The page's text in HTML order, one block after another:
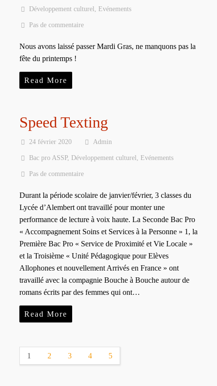
Développement culturel Evénements
Pas de commentaire
Nous avons laissé passer Mardi Gras, ne manquons pas la
fête du printemps !
Read More
Speed Texting
24 février 2020 Admin
Bac pro ASSP, Développement culturel Evénements
Pas de commentaire
Durant la période scolaire de janvier/février, 3 classes du
Lycée d’Alembert ont travaillé pour monter une
performance de lecture à voix haute. La Seconde Bac Pro
« Accompagnement Soins et Services à la Personne » 1, la
Première Bac Pro « Service de Proximité et Vie Locale »
et la Troisième « Unité Pédagogique pour Elèves
Allophones et nouvellement Arrivés en France » ont
travaillé avec la compagnie Bouche à Bouche autour de
romans écrits par des femmes qui ont…
Read More
1 2 3 4 5